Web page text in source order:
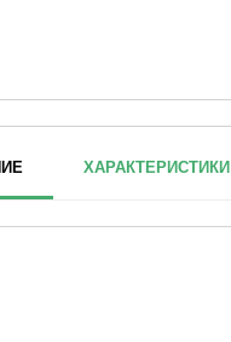
ХАРАКТЕРИСТИКИ